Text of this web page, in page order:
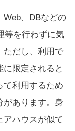
、DBなどの
等を行わずに気
ただし、利用で
に限定されると
て利用するため
があります。身
アハウスが似て